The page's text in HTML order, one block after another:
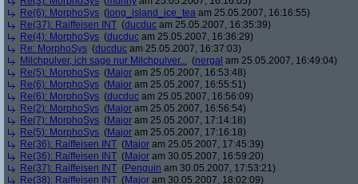
Re(6): MorphoSys ( long_island_ice_tea am 25.05.2007, 16:16:55)
Re(37): Raiffeisen INT (ducduc am 25.05.2007, 16:35:39)
Re(4): MorphoSys (ducduc am 25.05.2007, 16:36:29)
Re: MorphoSys (ducduc am 25.05.2007, 16:37:03)
Milchpulver, ich sage nur Milchpulver... (nergal am 25.05.2007, 16:49:04)
Re(5): MorphoSys (Major am 25.05.2007, 16:53:48)
Re(6): MorphoSys (Major am 25.05.2007, 16:55:51)
Re(6): MorphoSys (ducduc am 25.05.2007, 16:56:09)
Re(2): MorphoSys (Major am 25.05.2007, 16:56:54)
Re(7): MorphoSys (Major am 25.05.2007, 17:14:18)
Re(5): MorphoSys (Major am 25.05.2007, 17:16:18)
Re(36): Raiffeisen INT (Major am 25.05.2007, 17:45:39)
Re(36): Raiffeisen INT (Major am 30.05.2007, 16:59:20)
Re(37): Raiffeisen INT (Penguin am 30.05.2007, 17:53:21)
Re(38): Raiffeisen INT (Major am 30.05.2007, 18:02:09)